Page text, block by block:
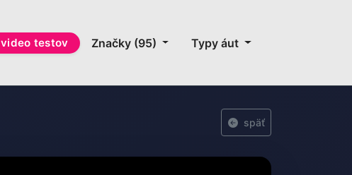
video testov Značky (95) Typy áut
späť